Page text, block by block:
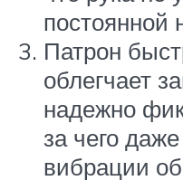
постоянной
Патрон
облегчает
надежно
за чего
вибрации